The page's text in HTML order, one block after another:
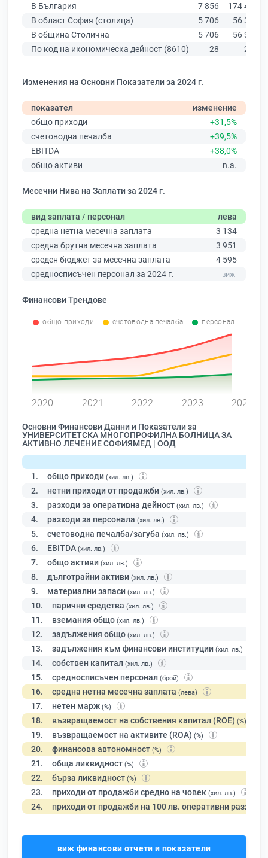
В България 7 856
174 403
В област София (столица)
5 706
56 378
В община Столична
5 706
56 378
По код на икономическа дейност (8610)
28 284
Изменения на Основни Показатели за 2024 г.
показател
изменение
общо приходи
+31,5%
счетоводна печалба
+39,5%
EBITDA
+38,0%
общо активи
n.a.
Месечни Нива на Заплати за 2024 г.
вид заплата / персонал
лева
средна нетна месечна заплата
3 134
средна брутна месечна заплата
3 951
среден бюджет за месечна заплата
4 595
средносписъчен персонал за 2024 г.
Финансови Трендове
общо приходи счетоводна печалба персонал
2020 2021 2022 2023 2024
Основни Финансови Данни и Показатели за
УНИВЕРСИТЕТСКА МНОГОПРОФИЛНА БОЛНИЦА ЗА
АКТИВНО ЛЕЧЕНИЕ СОФИЯМЕД | ООД
1. общо приходи (хил. лв.)
2. нетни приходи от продажби (хил. лв.)
3. разходи за оперативна дейност (хил. лв.)
4. разходи за персонала (хил. лв.)
5. счетоводна печалба/загуба (хил. лв.)
6. EBITDA (хил. лв.)
7. общо активи (хил. лв.)
8. дълготрайни активи (хил. лв.)
9. материални запаси (хил. лв.)
10. парични средства (хил. лв.)
11. вземания общо (хил. лв.)
12. задължения общо (хил. лв.)
13. задължения към финансови институции (хил. лв.)
14. собствен капитал (хил. лв.)
15. средносписъчен персонал (брой)
16. средна нетна месечна заплата (лева)
17. нетен марж (%)
18. възвращаемост на собствения капитал (ROE) (%)
19. възвращаемост на активите (ROA) (%)
20. финансова автономност (%)
21. обща ликвидност (%)
22. бърза ликвидност (%)
23. приходи от продажби средно на човек (хил. лв.)
24. приходи от продажби на 100 лв. оперативни разходи
виж финансови отчети и показатели